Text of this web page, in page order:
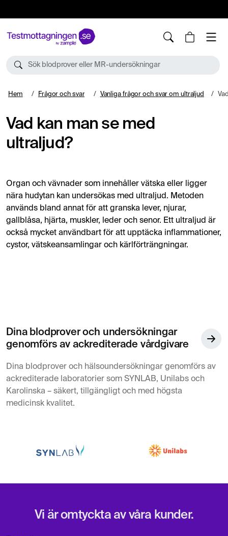
Sök blodprover eller MR-undersökningar
Hem Frågor och svar Vanliga frågor och svar om ultraljud
Vad kan man se med
ultraljud?
Organ och vävnader som innehåller vätska eller ligger
nära hudytan kan undersökas med ultraljud. Metoden
används bland annat för att granska lever, njurar,
gallblåsa, hjärta, muskler, leder och senor. Ett ultraljud är
också mycket användbart för att upptäcka inflammationer,
cystor, vätskeansamlingar och kärlförträngningar.
Dina blodprover och undersökningar
genomförs av ackrediterade vårdgivare
Dina blodprover och hälsoundersökningar genomförs av
ackrediterade laboratorier som SYNLAB, Unilabs och
Karolinska – säkert, tillgängligt och med högsta
medicinsk kvalitet.
Vi är omtyckta av våra kunder.